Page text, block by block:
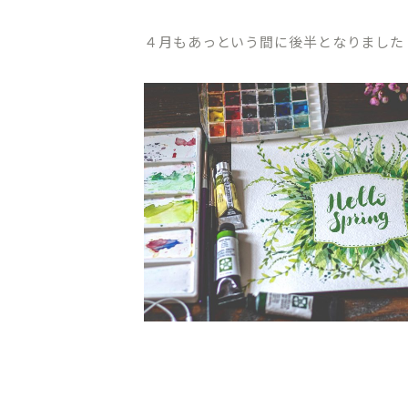
４月もあっという間に後半となりました